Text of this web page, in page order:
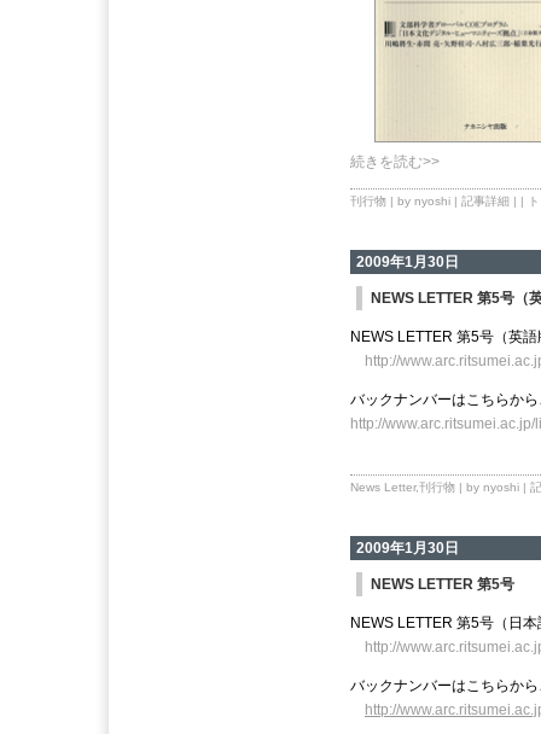
続きを読む>>
刊行物 | by nyoshi | 記事詳細 | |
2009年1月30日
NEWS LETTER 第5号（
NEWS LETTER 第5号（英
http://
バックナンバーはこちらか
http://
News Letter,刊行物 | by nyoshi |
2009年1月30日
NEWS LETTER 第5号
NEWS LETTER 第5号（日
http://
バックナンバーはこちらか
http://